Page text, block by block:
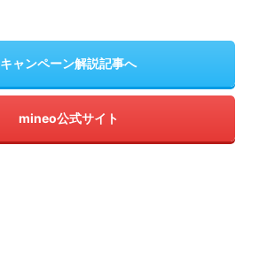
キャンペーン解説記事へ
mineo公式サイト